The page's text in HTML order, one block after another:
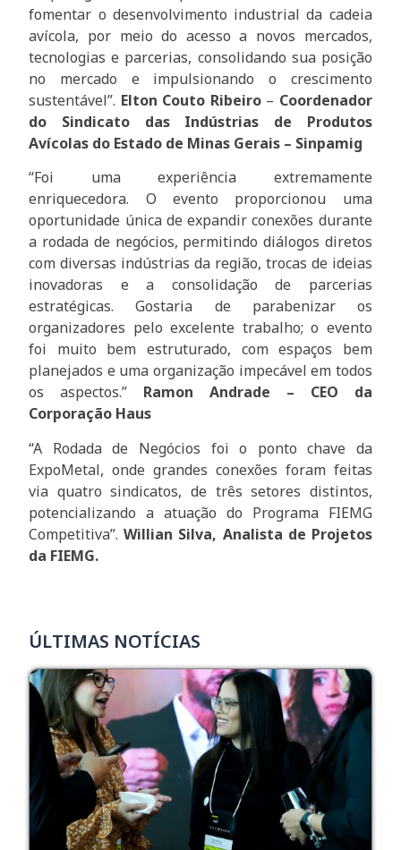
fomentar o desenvolvimento industrial da cadeia
avícola, por meio do acesso a novos mercados,
tecnologias e parcerias, consolidando sua posição
no mercado e impulsionando o crescimento
sustentável”. Elton Couto Ribeiro– Coordenador
do Sindicato das Indústrias de Produtos
Avícolas do Estado de Minas Gerais – Sinpamig
“Foi uma experiência extremamente
enriquecedora. O evento proporcionou uma
oportunidade única de expandir conexões durante
a rodada de negócios, permitindo diálogos diretos
com diversas indústrias da região, trocas de ideias
inovadoras e a consolidação de parcerias
estratégicas. Gostaria de parabenizar os
organizadores pelo excelente trabalho; o evento
foi muito bem estruturado, com espaços bem
planejados e uma organização impecável em todos
os aspectos.” Ramon Andrade – CEO da
Corporação Haus
“A Rodada de Negócios foi o ponto chave da
ExpoMetal, onde grandes conexões foram feitas
via quatro sindicatos, de três setores distintos,
potencializando a atuação do Programa FIEMG
Competitiva”.Willian Silva, Analista de Projetos
da FIEMG.
ÚLTIMAS NOTÍCIAS